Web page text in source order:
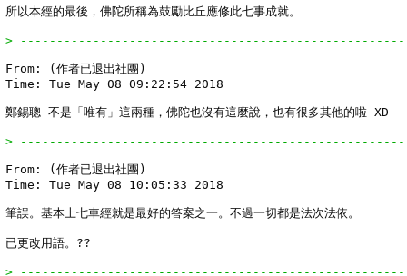
所以本經的最後，佛陀所稱為鼓勵比丘應修此七事成就。
>
From: (作者已退出社團)
Time: Tue May 08 09:22:54 2018
鄭錫聰 不是「唯有」這兩種，佛陀也沒有這麼說，也有很多其他的啦 XD
>
From: (作者已退出社團)
Time: Tue May 08 10:05:33 2018
筆誤。基本上七車經就是最好的答案之一。不過一切都是法次法依。
已更改用語。??
>